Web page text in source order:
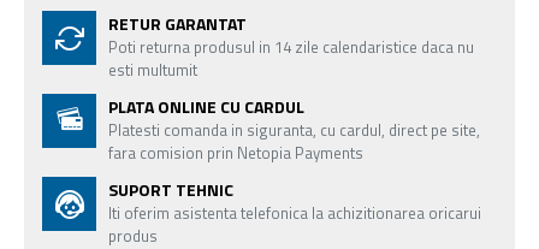
RETUR GARANTAT
Poti returna produsul in 14 zile calendaristice daca nu
esti multumit
PLATA ONLINE CU CARDUL
Platesti comanda in siguranta, cu cardul, direct pe site,
fara comision prin Netopia Payments
SUPORT TEHNIC
Iti oferim asistenta telefonica la achizitionarea oricarui
produs